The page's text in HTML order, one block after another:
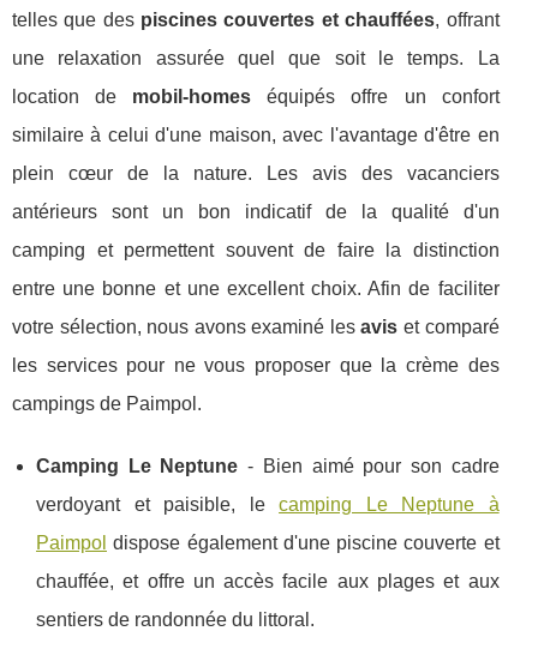
telles que des piscines couvertes et chauffées, offrant
une relaxation assurée quel que soit le temps. La
location de mobil-homes équipés offre un confort
similaire à celui d'une maison, avec l'avantage d'être en
plein cœur de la nature. Les avis des vacanciers
antérieurs sont un bon indicatif de la qualité d'un
camping et permettent souvent de faire la distinction
entre une bonne et une excellent choix. Afin de faciliter
votre sélection, nous avons examiné lesavis et comparé
les services pour ne vous proposer que la crème des
campings de Paimpol.
Camping Le Neptune - Bien aimé pour son cadre
verdoyant et paisible, lecamping Le Neptune à
Paimpol dispose également d'une piscine couverte et
chauffée, et offre un accès facile aux plages et aux
sentiers de randonnée du littoral.